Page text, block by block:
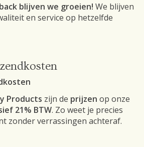
blijven we groeien! We blijven
en service op hetzelfde
Products zijn de prijzen op onze
21% BTW. Zo weet je precies
zonder verrassingen achteraf.